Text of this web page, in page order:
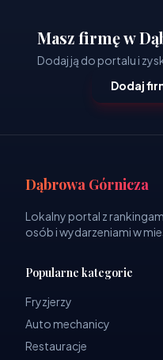
Masz firmę w
Dodaj ją do portalu i
Dodaj
Dąbrowa Górnicza
Lokalny portal z
osób i wydarzeniami w
Popularne kategorie
Fryzjerzy
Auto mechanicy
Restauracje